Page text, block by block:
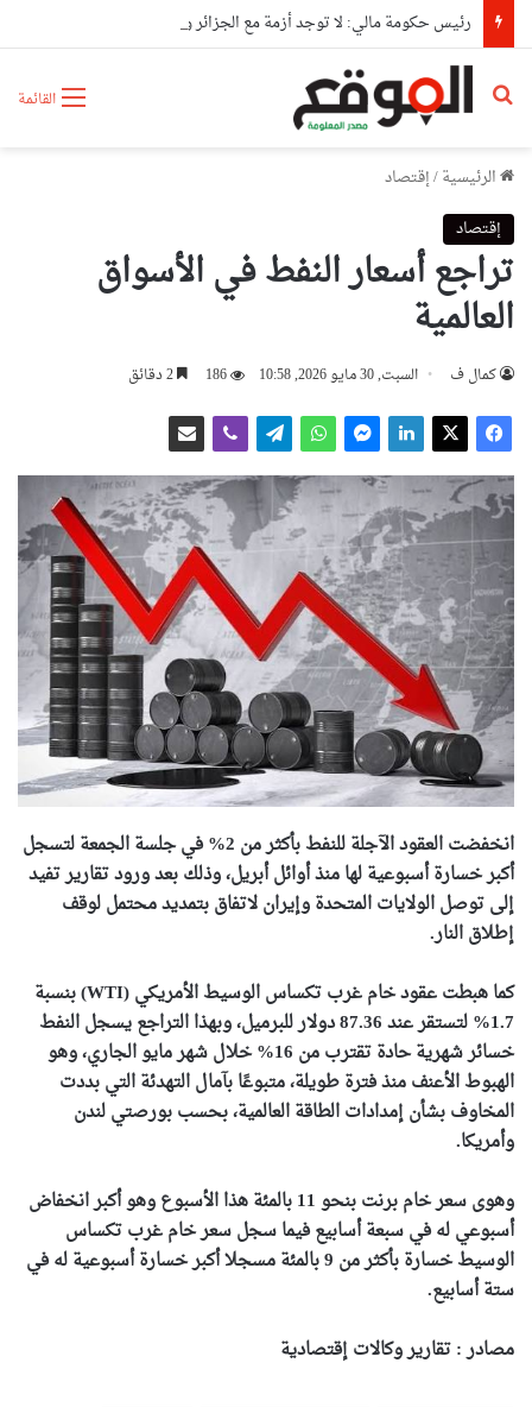
القائمة بحث عن
الرئيسية/إقتصاد
إقتصاد
تراجع أسعار النفط في الأسواق
العالمية
كمال ف السبت, 30 مايو 2026, 10:58 186
انخفضت العقود الآجلة للنفط بأكثر من 2% في جلسة الجمعة لتسجل
أكبر خسارة أسبوعية لها منذ أوائل أبريل، وذلك بعد ورود تقارير تفيد
إلى توصل الولايات المتحدة وإيران لاتفاق بتمديد محتمل لوقف
إطلاق النار.
كما هبطت عقود خام غرب تكساس الوسيط الأمريكي (WTI) بنسبة
1.7% لتستقر عند 87.36 دولار للبرميل، وبهذا التراجع يسجل النفط
خسائر شهرية حادة تقترب من 16% خلال شهر مايو الجاري، وهو
الهبوط الأعنف منذ فترة طويلة، متبوعًا بآمال التهدئة التي بددت
المخاوف بشأن إمدادات الطاقة العالمية، بحسب بورصتي لندن
وأمريكا.
وهوى سعر خام برنت بنحو 11 بالمئة هذا الأسبوع وهو أكبر انخفاض
أسبوعي له في سبعة أسابيع فيما سجلسعر خام غرب تكساس
الوسيط خسارة بأكثر من 9 بالمئة مسجلا أكبر خسارة أسبوعية له في
ستة أسابيع.
مصادر : تقارير وكالات إقتصادية